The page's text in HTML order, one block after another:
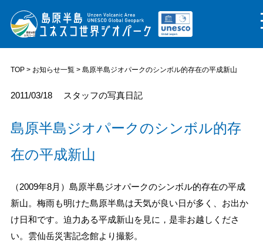
TOP> お知らせ一覧> 島原半島ジオパークのシンボル的存在の平成新山
2011/03/18 スタッフの写真日記
島原半島ジオパークのシンボル的存
在の平成新山
（2009年8月）島原半島ジオパークのシンボル的存在の平成
新山。梅雨も明けた島原半島は天気が良い日が多く、お出か
け日和です。迫力ある平成新山を見に，是非お越しくださ
い。雲仙岳災害記念館より撮影。